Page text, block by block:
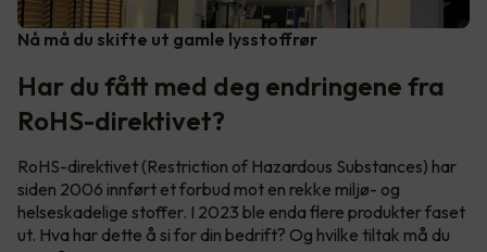
Nå må du skifte ut gamle lysstoffrør
Har du fått med deg endringene fra
RoHS-direktivet?
RoHS-direktivet (Restriction of Hazardous Substances) har
siden 2006 innført et forbud mot en rekke miljø- og
helseskadelige stoffer. I 2023 ble enda flere produkter faset
ut. Hva har dette å si for din bedrift? Og hvilke tiltak må du